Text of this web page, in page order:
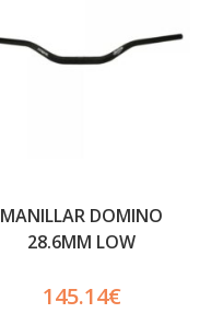
MANILLAR DOMINO
28.6MM LOW
145.14€